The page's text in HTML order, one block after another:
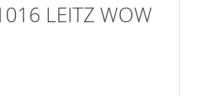
LEITZ WOW